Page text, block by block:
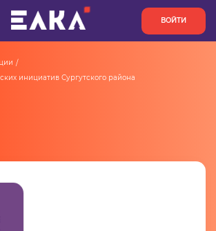
ВОЙТИ
инициатив Сургутского района